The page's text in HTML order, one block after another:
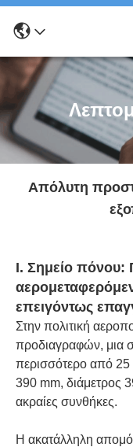
Απόλυτη
I. Σημείο πόνου:
επειγόντως
Στην πολιτική
προδιαγραφών, μια
περισσότερο από 25
390 mm, διάμετρος
ακραίες συνθήκες.
Η ακατάλληλη